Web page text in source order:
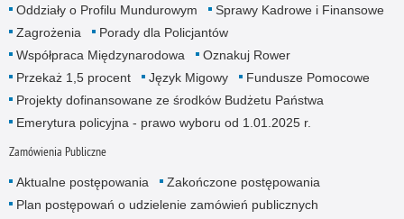
Oddziały o Profilu Mundurowym
Sprawy Kadrowe i Finansowe
Zagrożenia
Porady dla Policjantów
Współpraca Międzynarodowa
Oznakuj Rower
Przekaż 1,5 procent
Język Migowy
Fundusze Pomocowe
Projekty dofinansowane ze środków Budżetu Państwa
Emerytura policyjna - prawo wyboru od 1.01.2025 r.
Zamówienia Publiczne
Aktualne postępowania
Zakończone postępowania
Plan postępowań o udzielenie zamówień publicznych